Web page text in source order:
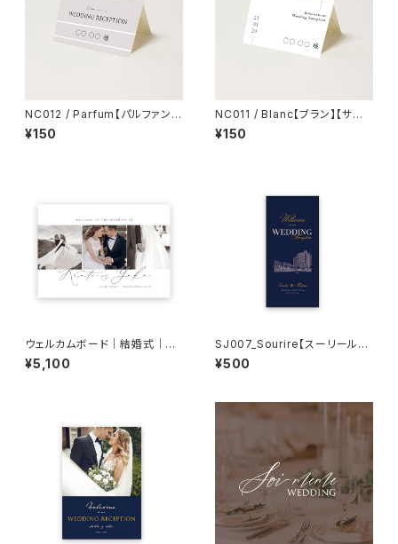
NC012 / Parfum【パルファン】
【サンプル】結婚式 席札
¥150
NC011 / Blanc【ブラン】【サン
プル】結婚式 席札
¥150
ウェルカムボード｜結婚式｜W
B07
¥5,100
SJ007_Sourire【スーリール】
【サンプル】結婚式/三つ折り席次
表
¥500